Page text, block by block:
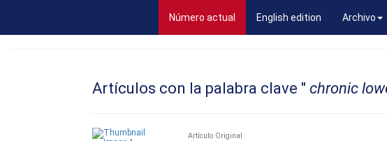
Número actual (current)English edition Archivo
Artículos con la palabra clave " chronic
Artí­culo Original